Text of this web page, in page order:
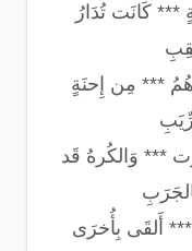
*** كَانَت تُدَارُ
*** مِن إِحنَةٍ
*** وَالكُرهُ قَد
أَلقَى بِأُخرَى